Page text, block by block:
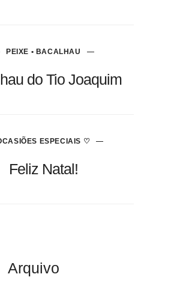
PEIXE • BACALHAU
do Tio Joaquim
ESPECIAIS ♡
Feliz Natal!
Arquivo